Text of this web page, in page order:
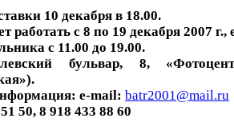
10 декабря в 18.00.
работать с 8 по 19 декабря 2007 г.,
с 11.00 до 19.00.
бульвар, 8,
е-mail: batr2001@mail.ru
50, 8 918 433 88 60